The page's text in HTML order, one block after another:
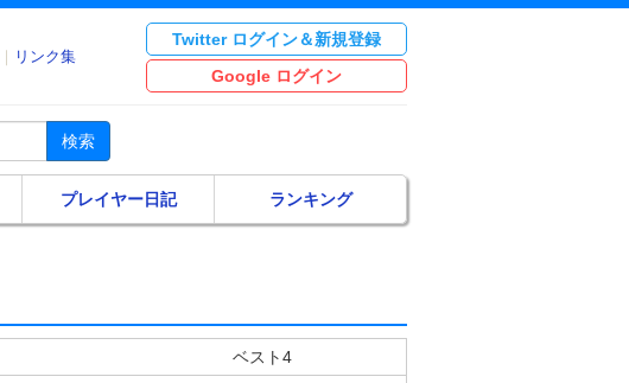
リンク集
Twitter ログイン＆新規登録
Google ログイン
検索
プレイヤー日記 ランキング
ベスト4